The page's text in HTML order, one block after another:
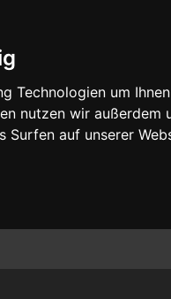
Technologien um
nutzen wir
auf unserer